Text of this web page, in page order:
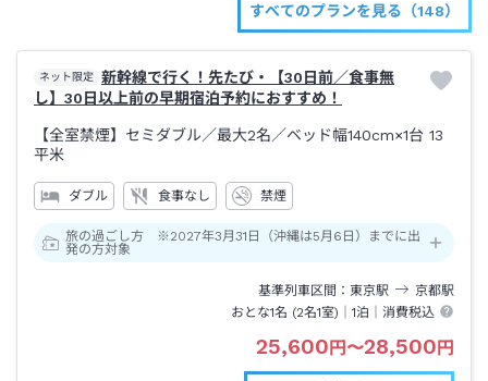
すべてのプランを見る（148）
ネット限定
新幹線で行く！先たび・【30日前／食事無
し】30日以上前の早期宿泊予約におすすめ！
【全室禁煙】セミダブル／最大2名／ベッド幅140cm×1台 13
平米
ダブル 食事なし 禁煙
旅の過ごし方 ※2027年3月31日（沖縄は5月6日）までに出
発の方対象
基準列車区間 東京駅 京都駅
おとな1名 (2名1室)｜1泊 ｜消費税込
25,600円〜28,500円